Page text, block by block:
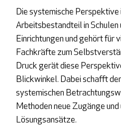
Die systemische
Arbeitsbestandteil in
Einrichtungen und gehört für
Fachkräfte zum
Druck gerät diese
Blickwinkel. Dabei schafft
systemischen
Methoden neue Zugänge
Lösungsansätze.